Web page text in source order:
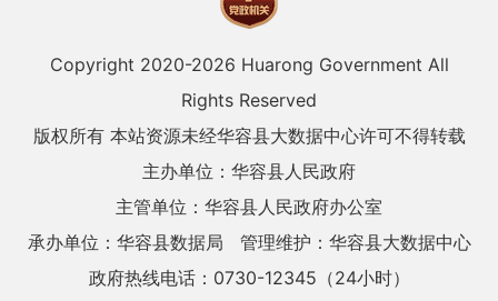
Copyright 2020-2026 Huarong Government All
Rights Reserved
版权所有 本站资源未经华容县大数据中心许可不得转载
主办单位：华容县人民政府
主管单位：华容县人民政府办公室
承办单位：华容县数据局
管理维护：华容县大数据中心
政府热线电话：0730-12345（24小时）